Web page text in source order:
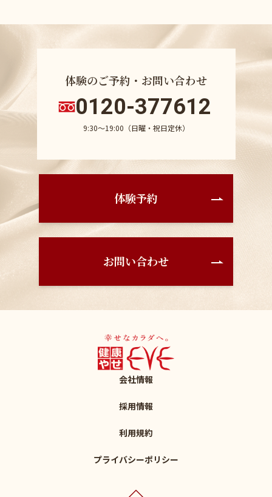
体験のご予約・お問い合わせ
0120-377612
9:30〜19:00（日曜・祝日定休）
体験予約
お問い合わせ
会社情報
採用情報
利用規約
プライバシーポリシー